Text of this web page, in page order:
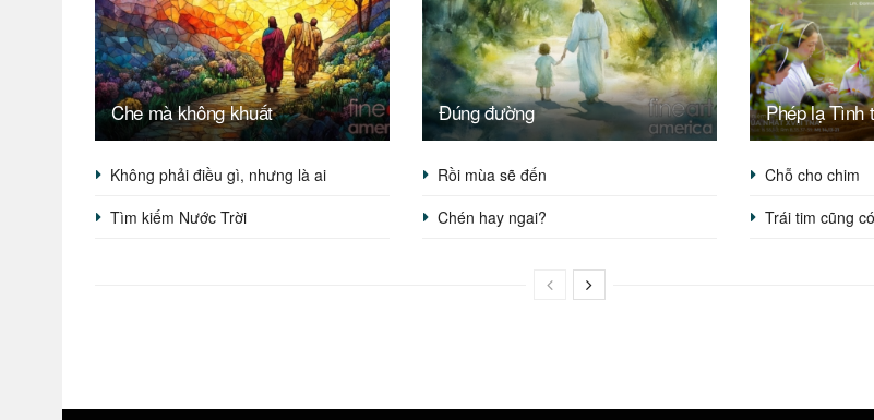
Che mà không khuất Đúng đường Phép lạ Tình
Không phải điều gì, nhưng là ai Rồi mùa sẽ đến
Chỗ cho chim
Tìm kiếm Nước Trời
Chén hay ngai? Trái tim cũng